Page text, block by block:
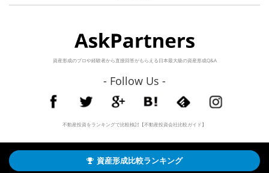
資産形成比較ランキング
資産形成のプロや経験者から直接回答がもらえる日本最大級の資産形成Q&A
- Follow Us -
不動産投資をランキングで比較検討【不動産投資会社比較ガイド】
©2026 All Right Reserved.